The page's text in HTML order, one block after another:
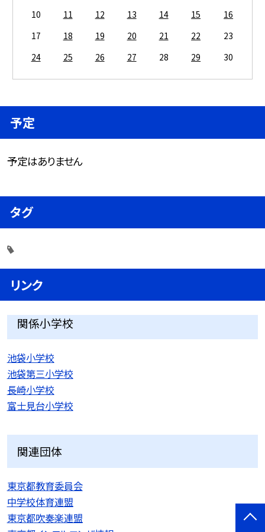
10
11 12 13 14 15
16
17
18 19 20 21 22
23
24
25 26 27 28 29 30
予定
予定はありません
タグ
リンク
関係小学校
池袋小学校
池袋第三小学校
長崎小学校
富士見台小学校
関連団体
東京都教育委員会
中学校体育連盟
東京都吹奏楽連盟